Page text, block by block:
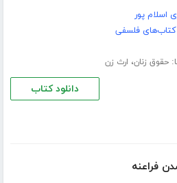
اسلام‏ پور
کتاب‌های فلسفی
حقوق زنان، ارث زن
دانلود کتاب
فراعنه